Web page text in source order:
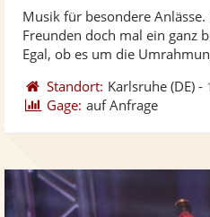
Musik für besondere
Freunden doch mal ein ganz
Egal, ob es um die
Standort: Karlsruhe (DE) -
Gage: auf Anfrage